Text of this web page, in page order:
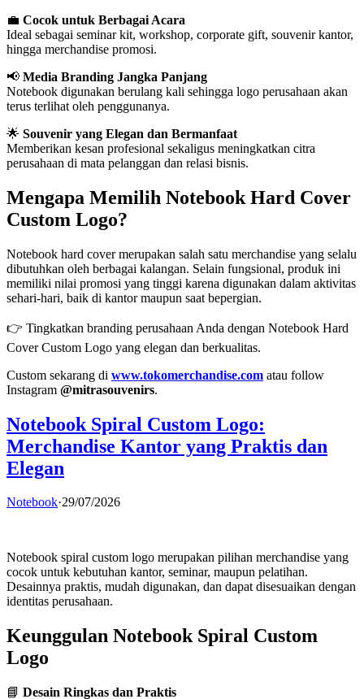
💼 Cocok untuk Berbagai Acara
Ideal sebagai seminar kit, workshop, corporate gift, souvenir kantor,
hingga merchandise promosi.
📢 Media Branding Jangka Panjang
Notebook digunakan berulang kali sehingga logo perusahaan akan
terus terlihat oleh penggunanya.
🌟 Souvenir yang Elegan dan Bermanfaat
Memberikan kesan profesional sekaligus meningkatkan citra
perusahaan di mata pelanggan dan relasi bisnis.
Mengapa Memilih Notebook Hard Cover
Custom Logo?
Notebook hard cover merupakan salah satu merchandise yang selalu
dibutuhkan oleh berbagai kalangan. Selain fungsional, produk ini
memiliki nilai promosi yang tinggi karena digunakan dalam aktivitas
sehari-hari, baik di kantor maupun saat bepergian.
👉 Tingkatkan branding perusahaan Anda dengan Notebook Hard
Cover Custom Logo yang elegan dan berkualitas.
Custom sekarang di www.tokomerchandise.com atau follow
Instagram @mitrasouvenirs.
Notebook Spiral Custom Logo:
Merchandise Kantor yang Praktis dan
Elegan
Notebook·29/07/2026
Notebook spiral custom logo merupakan pilihan merchandise yang
cocok untuk kebutuhan kantor, seminar, maupun pelatihan.
Desainnya praktis, mudah digunakan, dan dapat disesuaikan dengan
identitas perusahaan.
Keunggulan Notebook Spiral Custom
Logo
📘 Desain Ringkas dan Praktis